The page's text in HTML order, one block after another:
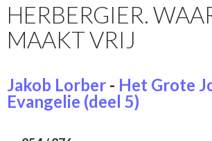
HERBERGIER.
MAAKT VRIJ
Jakob Lorber - Het Grote
Evangelie (deel 5)